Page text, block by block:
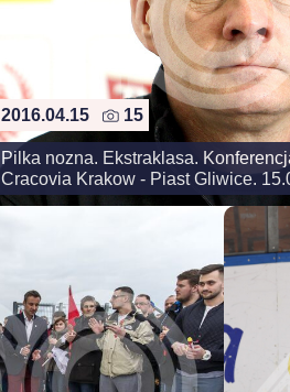
2016.04.15 15
Pilka nozna. Ekstraklasa.
Cracovia Krakow - Piast Gliwice.